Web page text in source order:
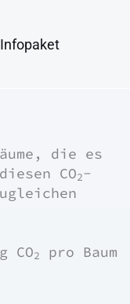
Infopaket
die es
CO2-
CO2
pro Baum